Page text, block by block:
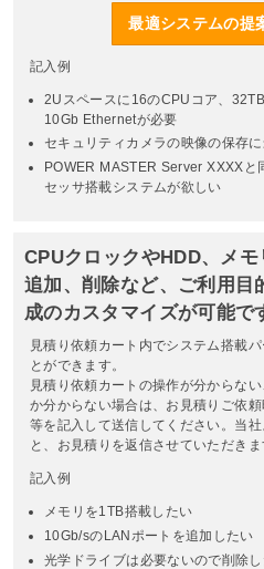
最適システムの提
記入例
2Uスペースに16のCPUコア、
10Gb Ethernetが必要
セキュリティカメラの映像の保存
POWER MASTER Server XXXX
セッサ搭載システムが欲しい
CPUクロックやHDD、メ
追加、削除など、ご利用目
成のカスタマイズが可能で
見積り依頼カート内でシステム搭載
とができます。
見積り依頼カートの操作が分からな
か分からない場合は、お見積りご依
等を記入して送信してください。当
と、お見積りを返信させていただきま
記入例
メモリを1TB搭載したい
10Gb/sのLANポートを追加したい
光学ドライブは必要ないので削除